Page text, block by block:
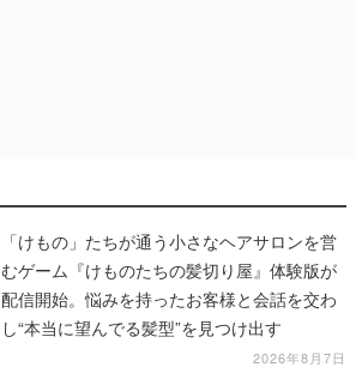
「けもの」たちが通う小さなヘアサロンを営
むゲーム『けものたちの髪切り屋』体験版が
配信開始。悩みを持ったお客様と会話を交わ
し“本当に望んでる髪型”を見つけ出す
2026年8月7日